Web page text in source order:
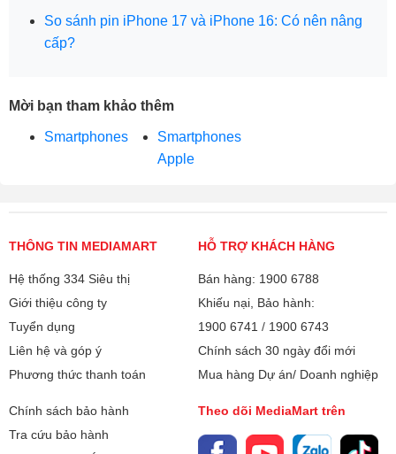
So sánh pin iPhone 17 và iPhone 16: Có nên nâng
cấp?
Mời bạn tham khảo thêm
Smartphones
Smartphones
Apple
THÔNG TIN MEDIAMART
Hệ thống 334 Siêu thị
Giới thiệu công ty
Tuyển dụng
Liên hệ và góp ý
Phương thức thanh toán
HỖ TRỢ KHÁCH HÀNG
Bán hàng: 1900 6788
Khiếu nại, Bảo hành:
1900 6741 / 1900 6743
Chính sách 30 ngày đổi mới
Mua hàng Dự án/ Doanh nghiệp
Chính sách bảo hành
Tra cứu bảo hành
Theo dõi MediaMart trên